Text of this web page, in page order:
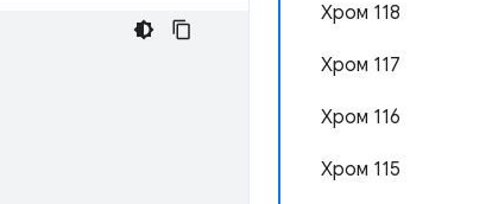
Хром 118
Хром 117
Хром 116
Хром 115